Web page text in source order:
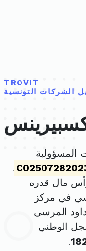
TROVIT
الشركات التونسية
المسؤولية
.
في مركز
سيدي داود المرسى
الوطني
.